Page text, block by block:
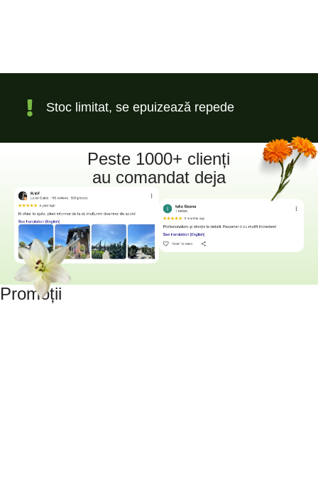
Stoc limitat, se epuizează repede
Peste 1000+ clienți
au comandat deja
Promoții